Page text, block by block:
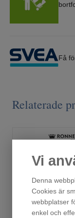
Vi
Denna
Cookies är
webbplatser
enkel och
Få
Relaterade